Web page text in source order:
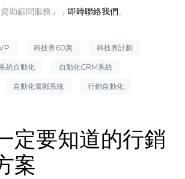
助顧問服務」， 即時聯絡我們。
科技券60萬 科技券計劃
系統自動化 自動化CRM系統
自動化電郵系統 行銷自動化
定要知道的行銷
案